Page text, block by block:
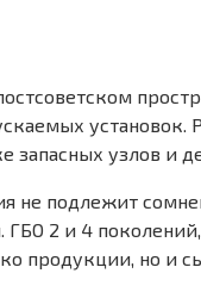
установок.
узлов и
не подлежит
2 и 4
продукции, но и